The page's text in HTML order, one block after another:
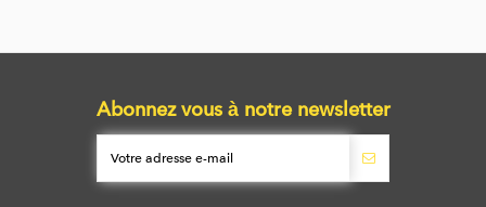
Abonnez vous à notre newsletter